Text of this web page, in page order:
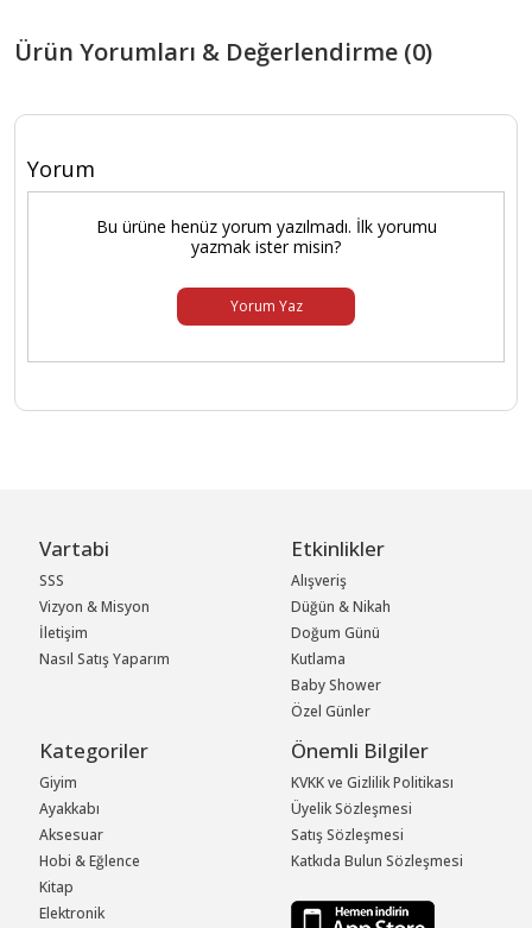
Ürün Yorumları & Değerlendirme (0)
Yorum
Bu ürüne henüz yorum yazılmadı. İlk yorumu
yazmak ister misin?
Yorum Yaz
Vartabi
SSS
Vizyon & Misyon
İletişim
Nasıl Satış Yaparım
Etkinlikler
Alışveriş
Düğün & Nikah
Doğum Günü
Kutlama
Baby Shower
Özel Günler
Kategoriler
Giyim
Ayakkabı
Aksesuar
Hobi & Eğlence
Kitap
Elektronik
Önemli Bilgiler
KVKK ve Gizlilik Politikası
Üyelik Sözleşmesi
Satış Sözleşmesi
Katkıda Bulun Sözleşmesi